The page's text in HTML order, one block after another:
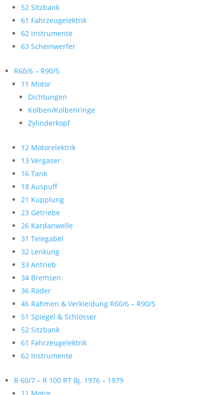
52 Sitzbank
61 Fahrzeugelektrik
62 Instrumente
63 Scheinwerfer
R60/6 – R90/S
11 Motor
Dichtungen
Kolben/Kolbenringe
Zylinderkopf
12 Motorelektrik
13 Vergaser
16 Tank
18 Auspuff
21 Kupplung
23 Getriebe
26 Kardanwelle
31 Telegabel
32 Lenkung
33 Antrieb
34 Bremsen
36 Räder
46 Rahmen & Verkleidung R60/6 – R90/S
51 Spiegel & Schlösser
52 Sitzbank
61 Fahrzeugelektrik
62 Instrumente
R 60/7 – R 100 RT Bj. 1976 – 1979